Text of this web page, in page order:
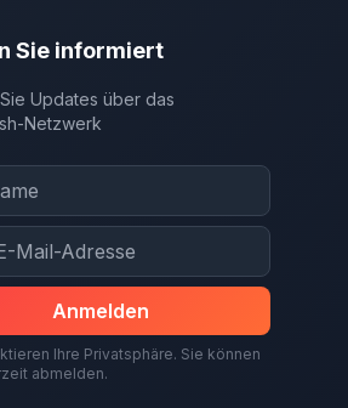
Sie informiert
Updates über das
Netzwerk
Anmelden
Ihre Privatsphäre. Sie können
abmelden.